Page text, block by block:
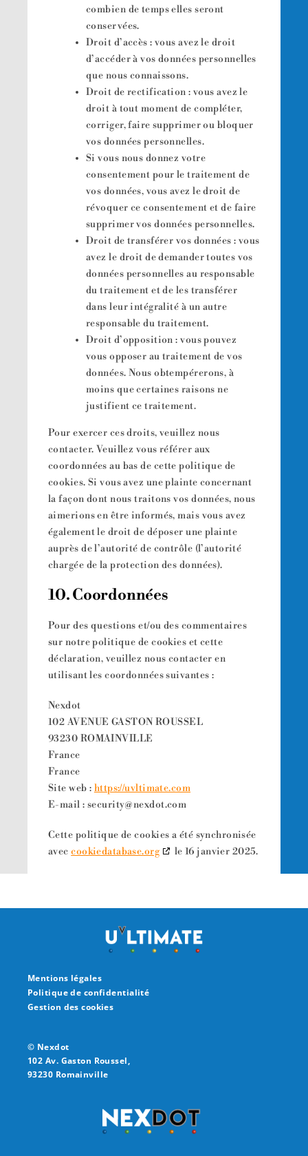
combien de temps elles seront
conservées.
Droit d’accès : vous avez le droit
d’accéder à vos données personnelles
que nous connaissons.
Droit de rectification : vous avez le
droit à tout moment de compléter,
corriger, faire supprimer ou bloquer
vos données personnelles.
Si vous nous donnez votre
consentement pour le traitement de
vos données, vous avez le droit de
révoquer ce consentement et de faire
supprimer vos données personnelles.
Droit de transférer vos données : vous
avez le droit de demander toutes vos
données personnelles au responsable
du traitement et de les transférer
dans leur intégralité à un autre
responsable du traitement.
Droit d’opposition : vous pouvez
vous opposer au traitement de vos
données. Nous obtempérerons, à
moins que certaines raisons ne
justifient ce traitement.
Pour exercer ces droits, veuillez nous
contacter. Veuillez vous référer aux
coordonnées au bas de cette politique de
cookies. Si vous avez une plainte concernant
la façon dont nous traitons vos données, nous
aimerions en être informés, mais vous avez
également le droit de déposer une plainte
auprès de l’autorité de contrôle (l’autorité
chargée de la protection des données).
10. Coordonnées
Pour des questions et/ou des commentaires
sur notre politique de cookies et cette
déclaration, veuillez nous contacter en
utilisant les coordonnées suivantes :
Nexdot
102 AVENUE GASTON ROUSSEL
93230 ROMAINVILLE
France
France
Site web : https://uvltimate.com
E-mail : security@nexdot.com
Cette politique de cookies a été synchronisée
aveccookiedatabase.org le 16 janvier 2025.
Mentions légales
Politique de confidentialité
Gestion des cookies
© Nexdot
102 Av. Gaston Roussel,
93230 Romainville